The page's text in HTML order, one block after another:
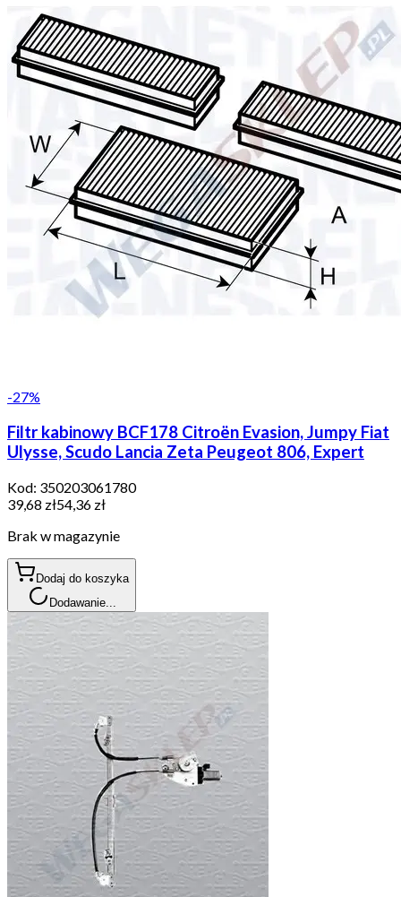
-27%
Filtr kabinowy BCF178 Citroën Evasion, Jumpy Fiat
Ulysse, Scudo Lancia Zeta Peugeot 806, Expert
Kod: 350203061780
39,68 zł54,36 zł
Brak w magazynie
Dodaj do koszyka
Dodawanie...